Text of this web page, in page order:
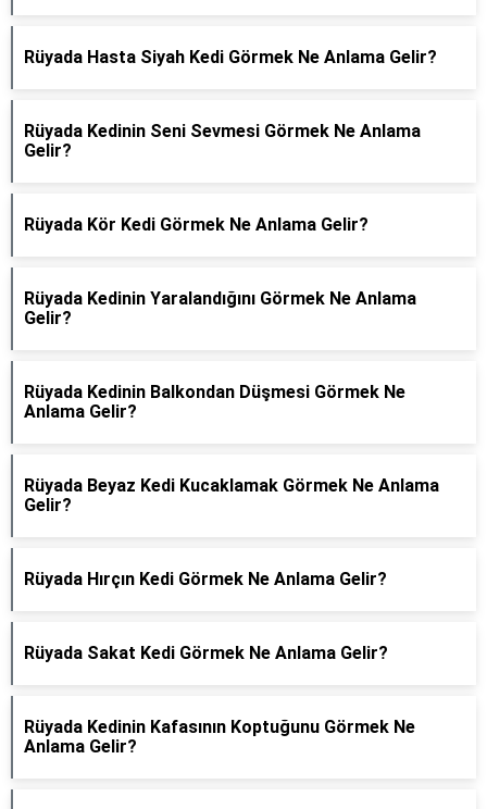
Rüyada Hasta Siyah Kedi Görmek Ne Anlama Gelir?
Rüyada Kedinin Seni Sevmesi Görmek Ne Anlama
Gelir?
Rüyada Kör Kedi Görmek Ne Anlama Gelir?
Rüyada Kedinin Yaralandığını Görmek Ne Anlama
Gelir?
Rüyada Kedinin Balkondan Düşmesi Görmek Ne
Anlama Gelir?
Rüyada Beyaz Kedi Kucaklamak Görmek Ne Anlama
Gelir?
Rüyada Hırçın Kedi Görmek Ne Anlama Gelir?
Rüyada Sakat Kedi Görmek Ne Anlama Gelir?
Rüyada Kedinin Kafasının Koptuğunu Görmek Ne
Anlama Gelir?